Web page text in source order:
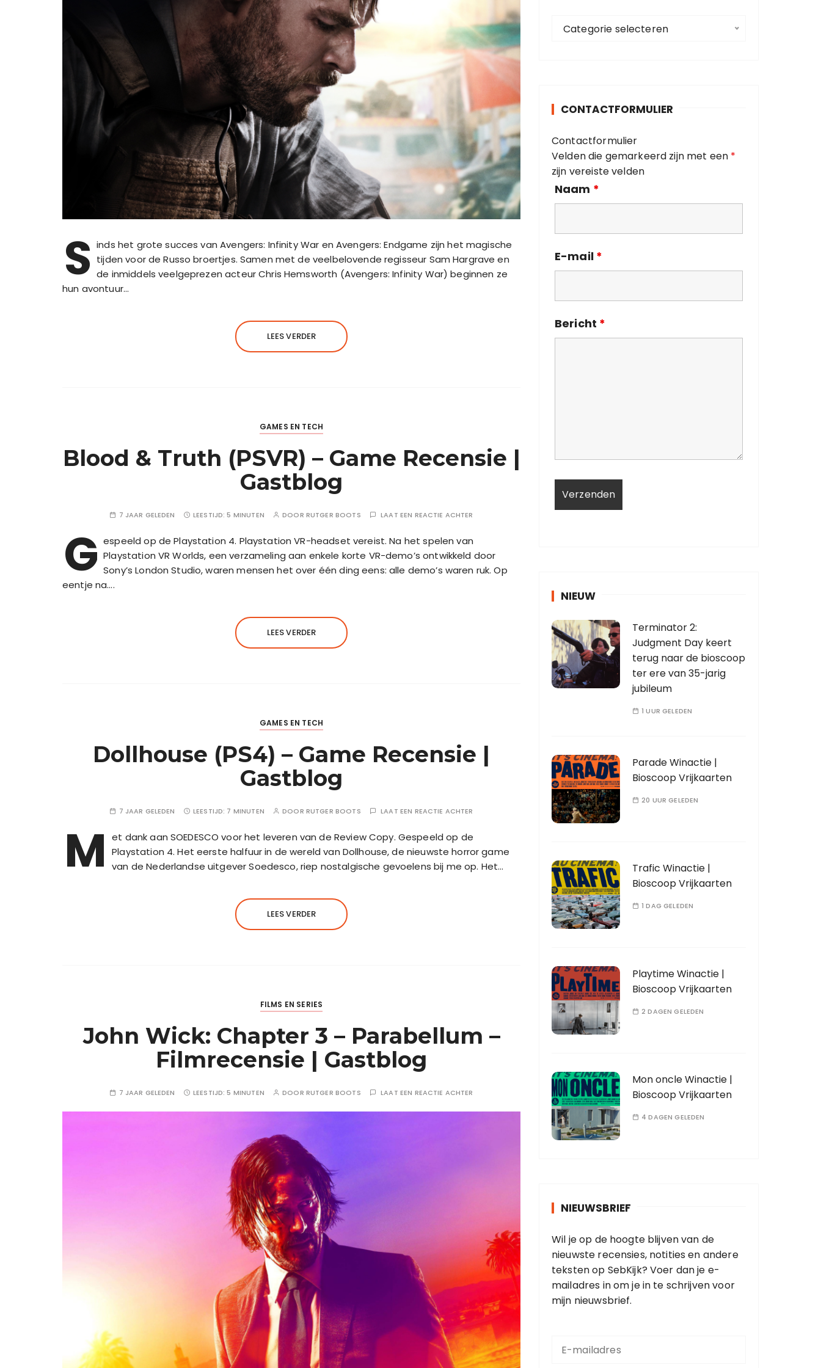
S inds het grote succes van Avengers: Infinity War en Avengers: Endgame zijn het magische
tijden voor de Russo broertjes. Samen met de veelbelovende regisseur Sam Hargrave en
de inmiddels veelgeprezen acteur Chris Hemsworth (Avengers: Infinity War) beginnen ze
hun avontuur…
LEES VERDER
GAMES EN TECH
Blood & Truth (PSVR) – Game Recensie |
Gastblog
7 JAAR GELEDEN LEESTIJD:5 MINUTEN DOOR RUTGER BOOTS LAAT EEN REACTIE ACHTER
G espeeld op de Playstation 4. Playstation VR-headset vereist. Na het spelen van
Playstation VR Worlds, een verzameling aan enkele korte VR-demo’s ontwikkeld door
Sony’s London Studio, waren mensen het over één ding eens: alle demo’s waren ruk. Op
eentje na….
LEES VERDER
GAMES EN TECH
Dollhouse (PS4) – Game Recensie |
Gastblog
7 JAAR GELEDEN LEESTIJD: 7 MINUTEN DOOR RUTGER BOOTS LAAT EEN REACTIE ACHTER
M
et dank aan SOEDESCO voor het leveren van de Review Copy. Gespeeld op de
Playstation 4. Het eerste halfuur in de wereld van Dollhouse, de nieuwste horror game
van de Nederlandse uitgever Soedesco, riep nostalgische gevoelens bij me op. Het…
LEES VERDER
FILMS EN SERIES
John Wick: Chapter 3 – Parabellum –
Filmrecensie | Gastblog
7 JAAR GELEDEN LEESTIJD:5 MINUTEN DOOR RUTGER BOOTS LAAT EEN REACTIE ACHTER
r
e
ë
n
Categorie selecteren
CONTACTFORMULIER
Contactformulier
Velden die gemarkeerd zijn met een *
zijn vereiste velden
Naam *
E-mail *
Bericht *
NIEUW
Terminator 2:
Judgment Day keert
terug naar de bioscoop
ter ere van 35-jarig
jubileum
1 UUR GELEDEN
Parade Winactie |
Bioscoop Vrijkaarten
20 UUR GELEDEN
Trafic Winactie |
Bioscoop Vrijkaarten
1 DAG GELEDEN
Playtime Winactie |
Bioscoop Vrijkaarten
2 DAGEN GELEDEN
Mon oncle Winactie |
Bioscoop Vrijkaarten
4 DAGEN GELEDEN
NIEUWSBRIEF
Wil je op de hoogte blijven van de
nieuwste recensies, notities en andere
teksten op SebKijk? Voer dan je e-
mailadres in om je in te schrijven voor
mijn nieuwsbrief.